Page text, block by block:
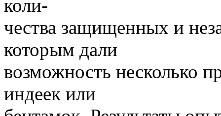
коли-
чества защищенных и
которым дали
возможность несколько
индеек или